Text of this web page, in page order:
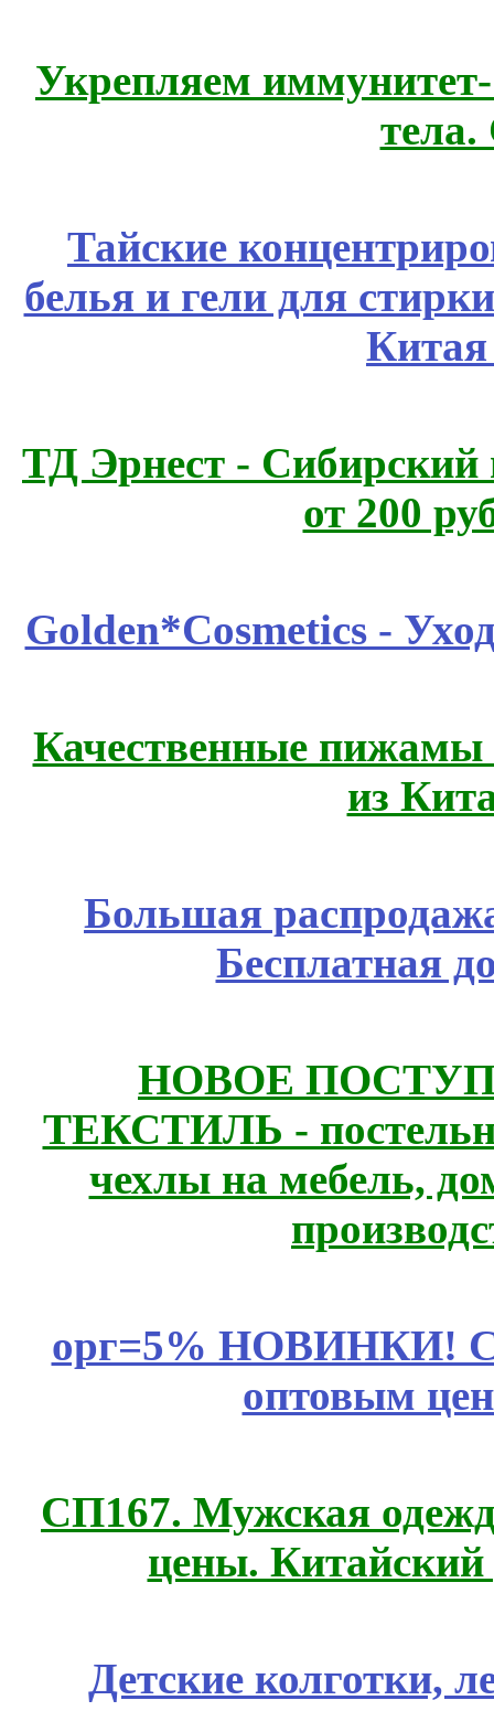
Укрепляем
Тайские
белья и гели для
ТД Эрнест - Сибирский
от 200
Golden*Cosmetics -
Качественные пижамы
из
Большая
Бесплатная
НОВОЕ
ТЕКСТИЛЬ -
чехлы на мебель,
орг=5% НОВИНКИ!
оптовым
СП167. Мужская
цены.
Детские колготки,